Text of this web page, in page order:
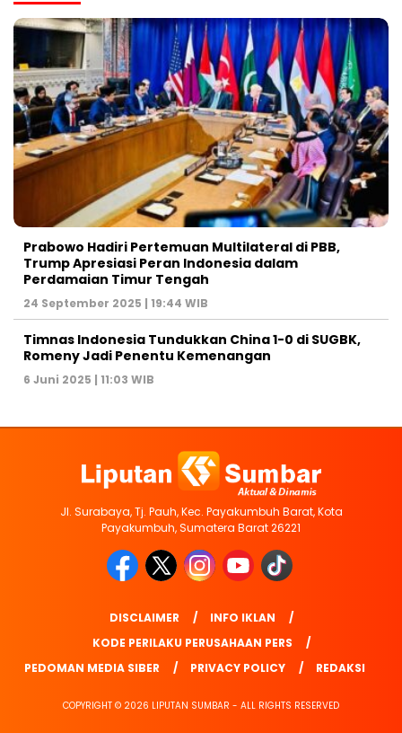
Prabowo Hadiri Pertemuan Multilateral di PBB,
Trump Apresiasi Peran Indonesia dalam
Perdamaian Timur Tengah
24 September 2025 | 19:44 WIB
Timnas Indonesia Tundukkan China 1-0 di SUGBK,
Romeny Jadi Penentu Kemenangan
6 Juni 2025 | 11:03 WIB
Jl. Surabaya, Tj. Pauh, Kec. Payakumbuh Barat, Kota
Payakumbuh, Sumatera Barat 26221
DISCLAIMER
INFO IKLAN
KODE PERILAKU PERUSAHAAN PERS
PEDOMAN MEDIA SIBER
PRIVACY POLICY REDAKSI
COPYRIGHT © 2026 LIPUTAN SUMBAR - ALL RIGHTS RESERVED